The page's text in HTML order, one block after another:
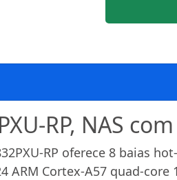
RP, NAS
RP oferece 8 baias
ARM Cortex-A57 quad-